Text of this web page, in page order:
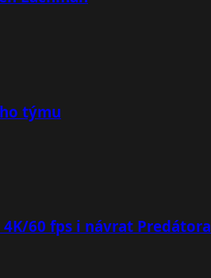
týmu
60 fps i návrat Predátora